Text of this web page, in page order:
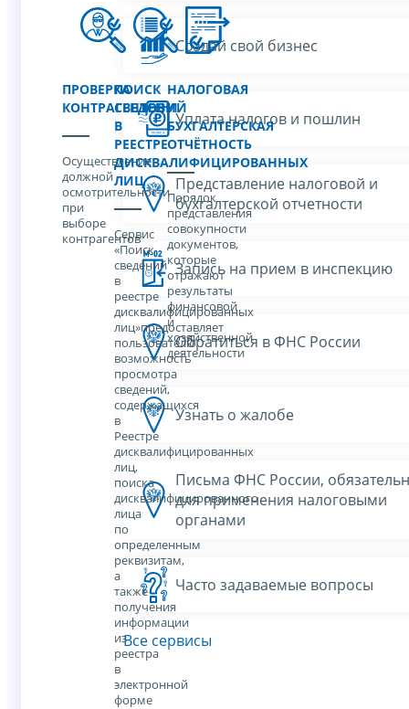
ПРОВЕРКА
КОНТРАГЕНТОВ
Осуществление
должной
осмотрительности
при
выборе
контрагентов
ПОИСК
СВЕДЕНИЙ
В
РЕЕСТРЕ
ДИСКВАЛИФИЦИРОВАННЫХ
ЛИЦ
Сервис
«Поиск
сведений
в
реестре
дисквалифицированных
лиц»предоставляет
пользователю
возможность
просмотра
сведений,
содержащихся
в
Реестре
дисквалифицированных
лиц,
поиска
дисквалифицированного
лица
по
определенным
реквизитам,
а
также
получения
информации
из
реестра
в
электронной
форме
НАЛОГОВАЯ
И
БУХГАЛТЕРСКАЯ
ОТЧЁТНОСТЬ
Порядок
представления
совокупности
документов,
которые
отражают
результаты
финансовой
и
хозяйственной
деятельности
Создай свой бизнес
Уплата налогов и пошлин
Представление налоговой и
бухгалтерской отчетности
Запись на прием в инспекцию
Обратиться в ФНС России
Узнать о жалобе
Письма ФНС России,
для применения налоговыми
органами
Часто задаваемые вопросы
Все сервисы